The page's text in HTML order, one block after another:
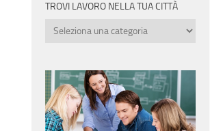
TROVI LAVORO NELLA TUA CITTÀ
Trovi
tua
città